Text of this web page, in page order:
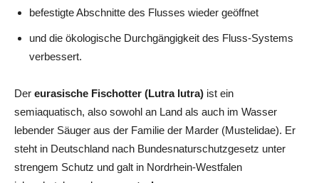
befestigte Abschnitte des Flusses wieder geöffnet
und die ökologische Durchgängigkeit des Fluss-Systems
verbessert.
Der eurasische Fischotter (Lutra lutra) ist ein
semiaquatisch, also sowohl an Land als auch im Wasser
lebender Säuger aus der Familie der Marder (Mustelidae). Er
steht in Deutschland nach Bundesnaturschutzgesetz unter
strengem Schutz und galt in Nordrhein-Westfalen